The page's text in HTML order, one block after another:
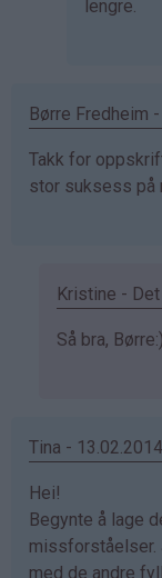
lengre.
Børre Fredheim
Takk for
stor suksess på
Kristine -
Som
Børre
(ikke
bekreftet)
Så bra,
Tina -
Hei!
Begynte å lage
missforståelser.
med de andre